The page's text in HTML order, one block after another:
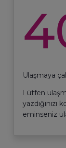
Ulaşmaya
Lütfen
yazdığınızı
eminseniz